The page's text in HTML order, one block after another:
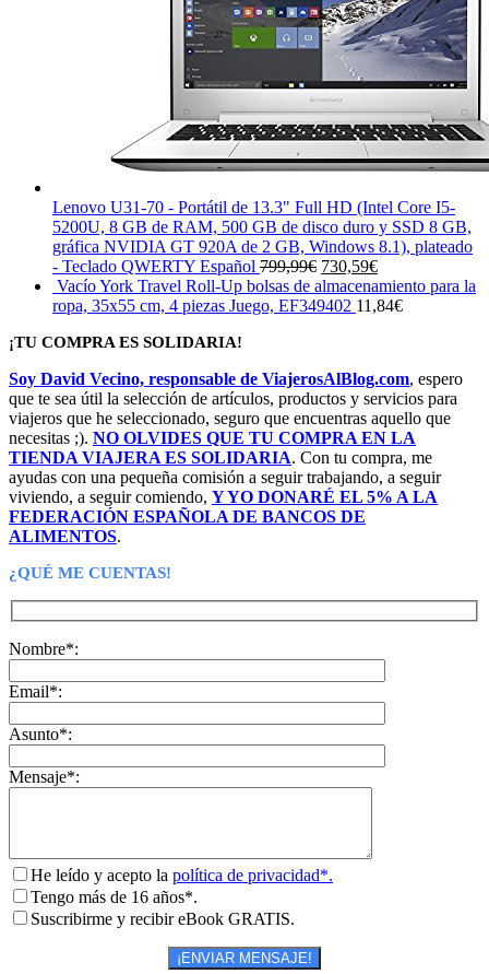
Lenovo U31-70 - Portátil de 13.3" Full HD (Intel Core I5-
5200U, 8 GB de RAM, 500 GB de disco duro y SSD 8 GB,
gráfica NVIDIA GT 920A de 2 GB, Windows 8.1), plateado
- Teclado QWERTY Español 799,99€ El
precio
original
730,59€El
precio
actual
Vacío York Travel Roll-Up bolsas de almacenamiento para la
ropa, 35x55 cm, 4 piezas Juego, EF349402 11,84€
¡TU COMPRA ES SOLIDARIA!
Soy David Vecino, responsable de ViajerosAlBlog.com, espero
que te sea útil la selección de artículos, productos y servicios para
viajeros que he seleccionado, seguro que encuentras aquello que
necesitas ;). NO OLVIDES QUE TU COMPRA EN LA
TIENDA VIAJERA ES SOLIDARIA. Con tu compra, me
ayudas con una pequeña comisión a seguir trabajando, a seguir
viviendo, a seguir comiendo, Y YO DONARÉ EL 5% A LA
FEDERACIÓN ESPAÑOLA DE BANCOS DE
ALIMENTOS.
¿QUÉ ME CUENTAS!
Nombre*:
Email*:
Asunto*:
Mensaje*:
He leído y acepto la política de privacidad*.
Tengo más de 16 años*.
Suscribirme y recibir eBook GRATIS.